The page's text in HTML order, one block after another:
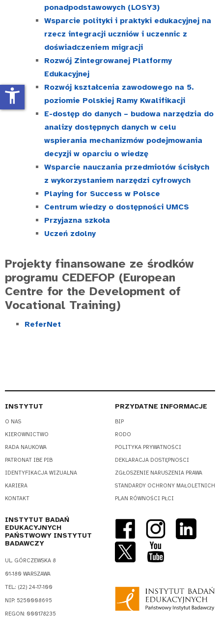
ponadpodstawowych (LOSY3)
Wsparcie polityki i praktyki edukacyjnej na
rzecz integracji uczniów i uczennic z
doświadczeniem migracji
Rozwój Zintegrowanej Platformy
Edukacyjnej
Rozwój kształcenia zawodowego na 5.
poziomie Polskiej Ramy Kwalifikacji
E-dostęp do danych – budowa narzędzia do
analizy dostępnych danych w celu
wspierania mechanizmów podejmowania
decyzji w oparciu o wiedzę
Wsparcie nauczania przedmiotów ścisłych
z wykorzystaniem narzędzi cyfrowych
Playing for Success w Polsce
Centrum wiedzy o dostępności UMCS
Przyjazna szkoła
Uczeń zdolny
Projekty finansowane ze środków
programu CEDEFOP (European
Centre for the Development of
Vocational Training)
ReferNet
INSTYTUT
O NAS
KIEROWNICTWO
RADA NAUKOWA
PATRONAT IBE PIB
IDENTYFIKACJA WIZUALNA
KARIERA
KONTAKT
PRZYDATNE INFORMACJE
BIP
RODO
POLITYKA PRYWATNOŚCI
DEKLARACJA DOSTĘPNOŚCI
ZGŁOSZENIE NARUSZENIA PRAWA
STANDARDY OCHRONY MAŁOLETNICH
PLAN RÓWNOŚCI PŁCI
INSTYTUT BADAŃ
EDUKACYJNYCH
PAŃSTWOWY INSTYTUT
BADAWCZY
UL. GÓRCZEWSKA 8
01-180 WARSZAWA
TEL.: (22) 24-17-100
NIP: 5250008695
REGON: 000178235
accessibility_new